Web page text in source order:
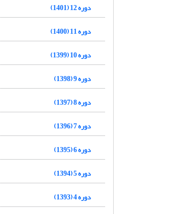
دوره 12 (1401)
دوره 11 (1400)
دوره 10 (1399)
دوره 9 (1398)
دوره 8 (1397)
دوره 7 (1396)
دوره 6 (1395)
دوره 5 (1394)
دوره 4 (1393)